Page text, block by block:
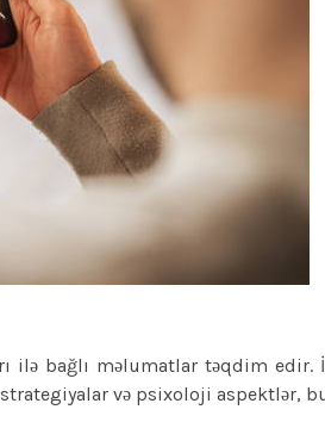
bağlı məlumatlar təqdim edir.
və psixoloji aspektlər,